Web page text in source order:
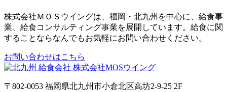
株式会社ＭＯＳウイングは、福岡・北九州を中心に、給食事
業、給食コンサルティング事業を展開しています。給食に関
することならなんでもお気軽にお問い合わせください。
お問い合わせはこちら
〒802-0053 福岡県北九州市小倉北区高坊2-9-25 2F